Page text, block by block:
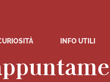
INFO UTILI